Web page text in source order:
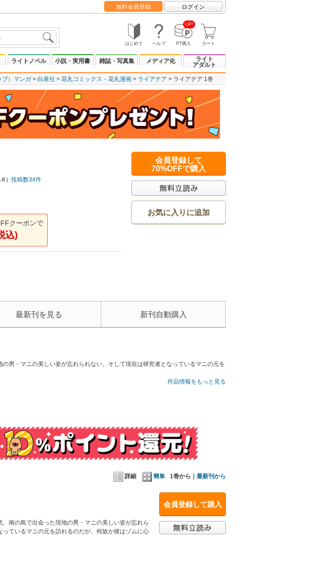
無料会員登録 ログイン
はじめて ヘルプ
UP!
PT購入 カート
ライトノベル 小説・実用書 雑誌・写真集 メディア化
ライト
アダルト
ブ）マンガ 白泉社 花丸コミックス 花丸漫画 ライアテア ライアテア 1巻
） 投稿数34件
クーポンで
込)
会員登録して
70%OFFで購入
お気に入りに追加
最新刊を見る 新刊自動購入
男・マニの美しい姿が忘れられない。そして現在は研究者となっているマニの元を
作品情報をもっと見る
詳細 簡単 1巻から｜ 最新刊から
会員登録して購入
南の島で出会った現地の男・マニの美しい姿が忘れら
ているマニの元を訪れるのだが、何故か彼はゾムに心